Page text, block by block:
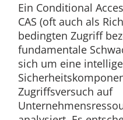
Ein Conditional
CAS (oft auch als
bedingten Zugriff
fundamentale
sich um eine
Zugriffsversuch auf